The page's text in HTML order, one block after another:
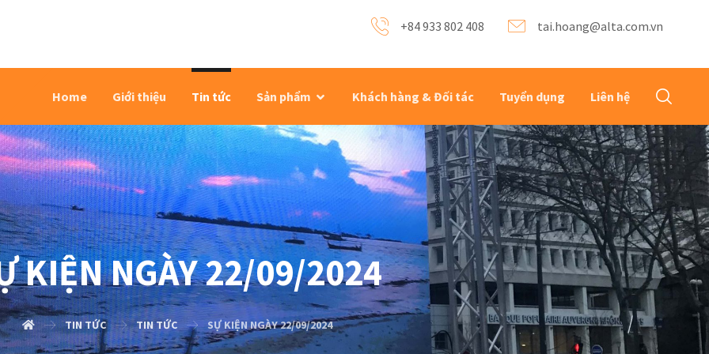
tai.hoang@alta.com.vn
+84 933 802 408
Home Giới thiệu Tin tức Sản phẩm Khách hàng & Đối tác Tuyển dụng Liên hệ
KIỆN NGÀY 22/09/2024
TIN TỨC TIN TỨC SỰ KIỆN NGÀY 22/09/2024